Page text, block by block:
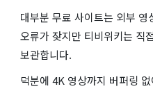
대부분 무료 사이트는 외부
오류가 잦지만 티비위키는 직
보관합니다.
덕분에 4K 영상까지 버퍼링